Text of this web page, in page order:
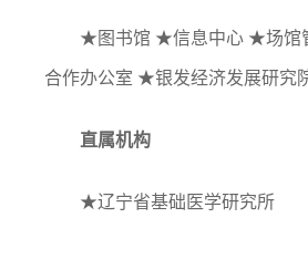
★图书馆 ★信息中心 ★场馆
合作办公室 ★银发经济发展研究
直属机构
★辽宁省基础医学研究所